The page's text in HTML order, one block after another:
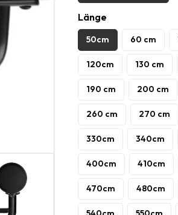
Länge
50cm 60 cm
120cm 130 cm
190 cm 200 cm
260 cm 270 cm
330cm 340cm
400cm 410cm
470cm 480cm